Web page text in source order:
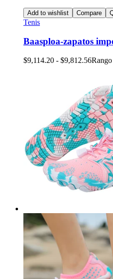
Add to wishlist Compare
Tenis
Baasploa-zapatos
$9,114.20 - $9,812.56